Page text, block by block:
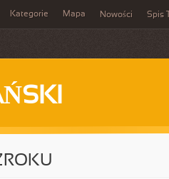
Kategorie Mapa Nowości Spis